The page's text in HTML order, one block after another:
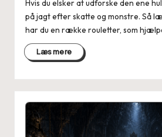
Hvis du elsker at udforske den ene
på jagt efter skatte og monstre. Så
har du en række rouletter, som
Læs mere